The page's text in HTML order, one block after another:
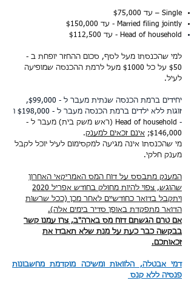
Single – עד $75,000
Married filing jointly - עד $150,000
Head of household - עד
$112,500
למי שהכנסתו מעל לסף, סכום ההחזר יופחת ב -
$50 על כל $1000 מעל לרמת ההכנסה שמופיעה
לעיל.
יחידים ברמת הכנסה שנתית מעבר ל - ​$99,000,
זוגות ללא ילדים ברמת הכנסה מעבר ל - $198,000 ו
-
Head of household (ראש משק בית) מעבר ל -
$146,000;
אינם זכאים למענק.
מי שהכנסתו אינה מגיעה למקסימום לעיל יוכל לקבל
מענק חלקי.
המענק מתבסס על דוח המס האמריקאי האחרון
שהוגש, צפוי להיות מחולק בחודש אפריל 2020
ויתקבל בדואר כחודשיים לאחר מכן (ככל שרשות
הדואר מתפקדת באופן סדיר בימים אלה).
אם טרם הגשתם דוח מס בארה"ב, צרו עמנו קשר
בבקשה כבר כעת על מנת שלא תאבדו את
זכאותכם.
דמי אבטלה, הלוואות ומשיכה מוקדמת מחשבונות
פנסיה ללא קנס